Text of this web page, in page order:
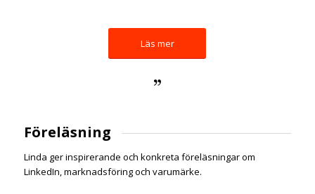
Läs mer
Föreläsning
Linda ger inspirerande och konkreta föreläsningar om
LinkedIn, marknadsföring och varumärke.